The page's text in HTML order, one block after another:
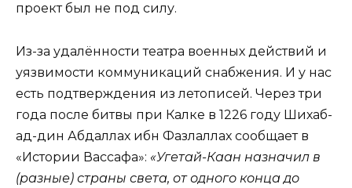
проект был не под силу.
Из-за удалённости театра военных действий и
уязвимости коммуникаций снабжения. И у нас
есть подтверждения из летописей. Через три
года после битвы при Калке в 1226 году Шихаб-
ад-дин Абдаллах ибн Фазлаллах сообщает в
«Истории Вассафа»: «Угетай-Каан назначил в
(разные) страны света, от одного конца до